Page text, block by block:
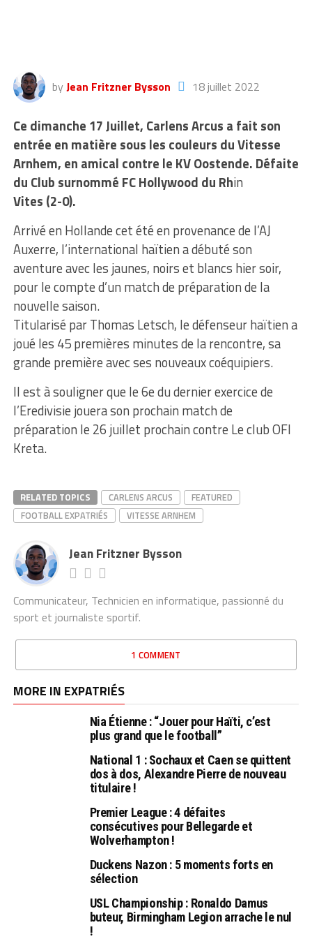
by Jean Fritzner Bysson 18 juillet 2022
Ce dimanche 17 Juillet, Carlens Arcus a fait son
entrée en matière sous les couleurs du Vitesse
Arnhem, en amical contre le KV Oostende. Défaite
du Club surnommé FC Hollywood du Rhin
Vites (2-0).
Arrivé en Hollande cet été en provenance de l’AJ
Auxerre, l’international haïtien a débuté son
aventure avec les jaunes, noirs et blancs hier soir,
pour le compte d’un match de préparation de la
nouvelle saison.
Titularisé par Thomas Letsch, le défenseur haïtien a
joué les 45 premières minutes de la rencontre, sa
grande première avec ses nouveaux coéquipiers.
Il est à souligner que le 6e du dernier exercice de
l’Eredivisie jouera son prochain match de
préparation le 26 juillet prochain contre Le club OFI
Kreta.
RELATED TOPICS CARLENS ARCUS
FEATURED
FOOTBALL EXPATRIÉS
VITESSE ARNHEM
Jean Fritzner Bysson
Communicateur, Technicien en informatique, passionné du
sport et journaliste sportif.
1 COMMENT
MORE IN EXPATRIÉS
Nia Étienne : “Jouer pour Haïti, c’est
plus grand que le football”
National 1 : Sochaux et Caen se quittent
dos à dos, Alexandre Pierre de nouveau
titulaire !
Premier League : 4 défaites
consécutives pour Bellegarde et
Wolverhampton !
Duckens Nazon : 5 moments forts en
sélection
USL Championship : Ronaldo Damus
buteur, Birmingham Legion arrache le nul
!